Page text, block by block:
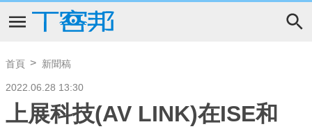
首頁 新聞稿
2022.06.28 13:30
上展科技(AV LINK)在ISE和